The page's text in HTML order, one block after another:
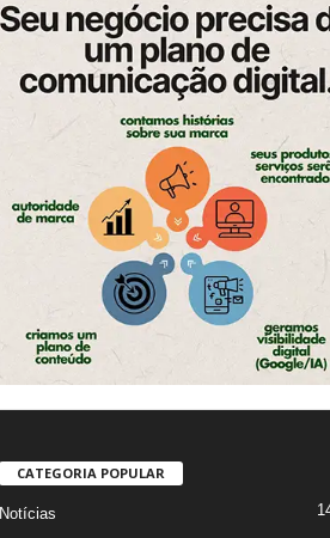
CATEGORIA POPULAR
Notícias